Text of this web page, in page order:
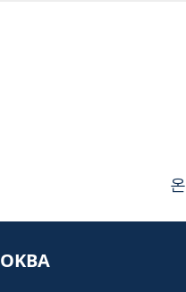
OKBA